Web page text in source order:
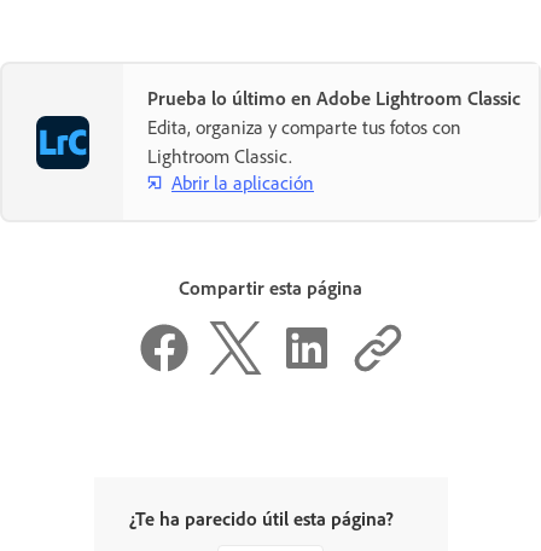
Prueba lo último en Adobe Lightroom Classic
Edita, organiza y comparte tus fotos con
Lightroom Classic.
Abrir la aplicación
Compartir esta página
¿Te ha parecido útil esta página?